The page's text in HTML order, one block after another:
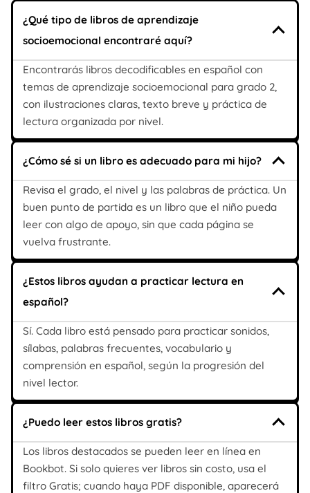
¿Qué tipo de libros de aprendizaje
socioemocional encontraré aquí?
Encontrarás libros decodificables en español con
temas de aprendizaje socioemocional para grado 2,
con ilustraciones claras, texto breve y práctica de
lectura organizada por nivel.
¿Cómo sé si un libro es adecuado para mi hijo?
Revisa el grado, el nivel y las palabras de práctica. Un
buen punto de partida es un libro que el niño pueda
leer con algo de apoyo, sin que cada página se
vuelva frustrante.
¿Estos libros ayudan a practicar lectura en
español?
Sí. Cada libro está pensado para practicar sonidos,
sílabas, palabras frecuentes, vocabulario y
comprensión en español, según la progresión del
nivel lector.
¿Puedo leer estos libros gratis?
Los libros destacados se pueden leer en línea en
Bookbot. Si solo quieres ver libros sin costo, usa el
filtro Gratis; cuando haya PDF disponible, aparecerá